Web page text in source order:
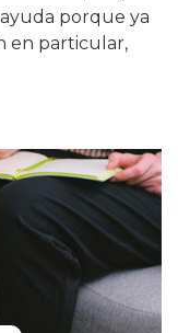
porque ya
en particular,